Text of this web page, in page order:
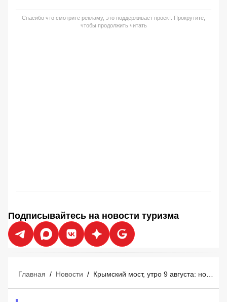
Спасибо что смотрите рекламу, это поддерживает проект. Прокрутите,
чтобы продолжить читать
Подписывайтесь на новости туризма
Главная / Новости /